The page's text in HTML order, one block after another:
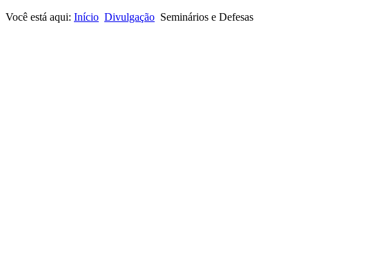
Você está aqui: Início Divulgação Seminários e Defesas